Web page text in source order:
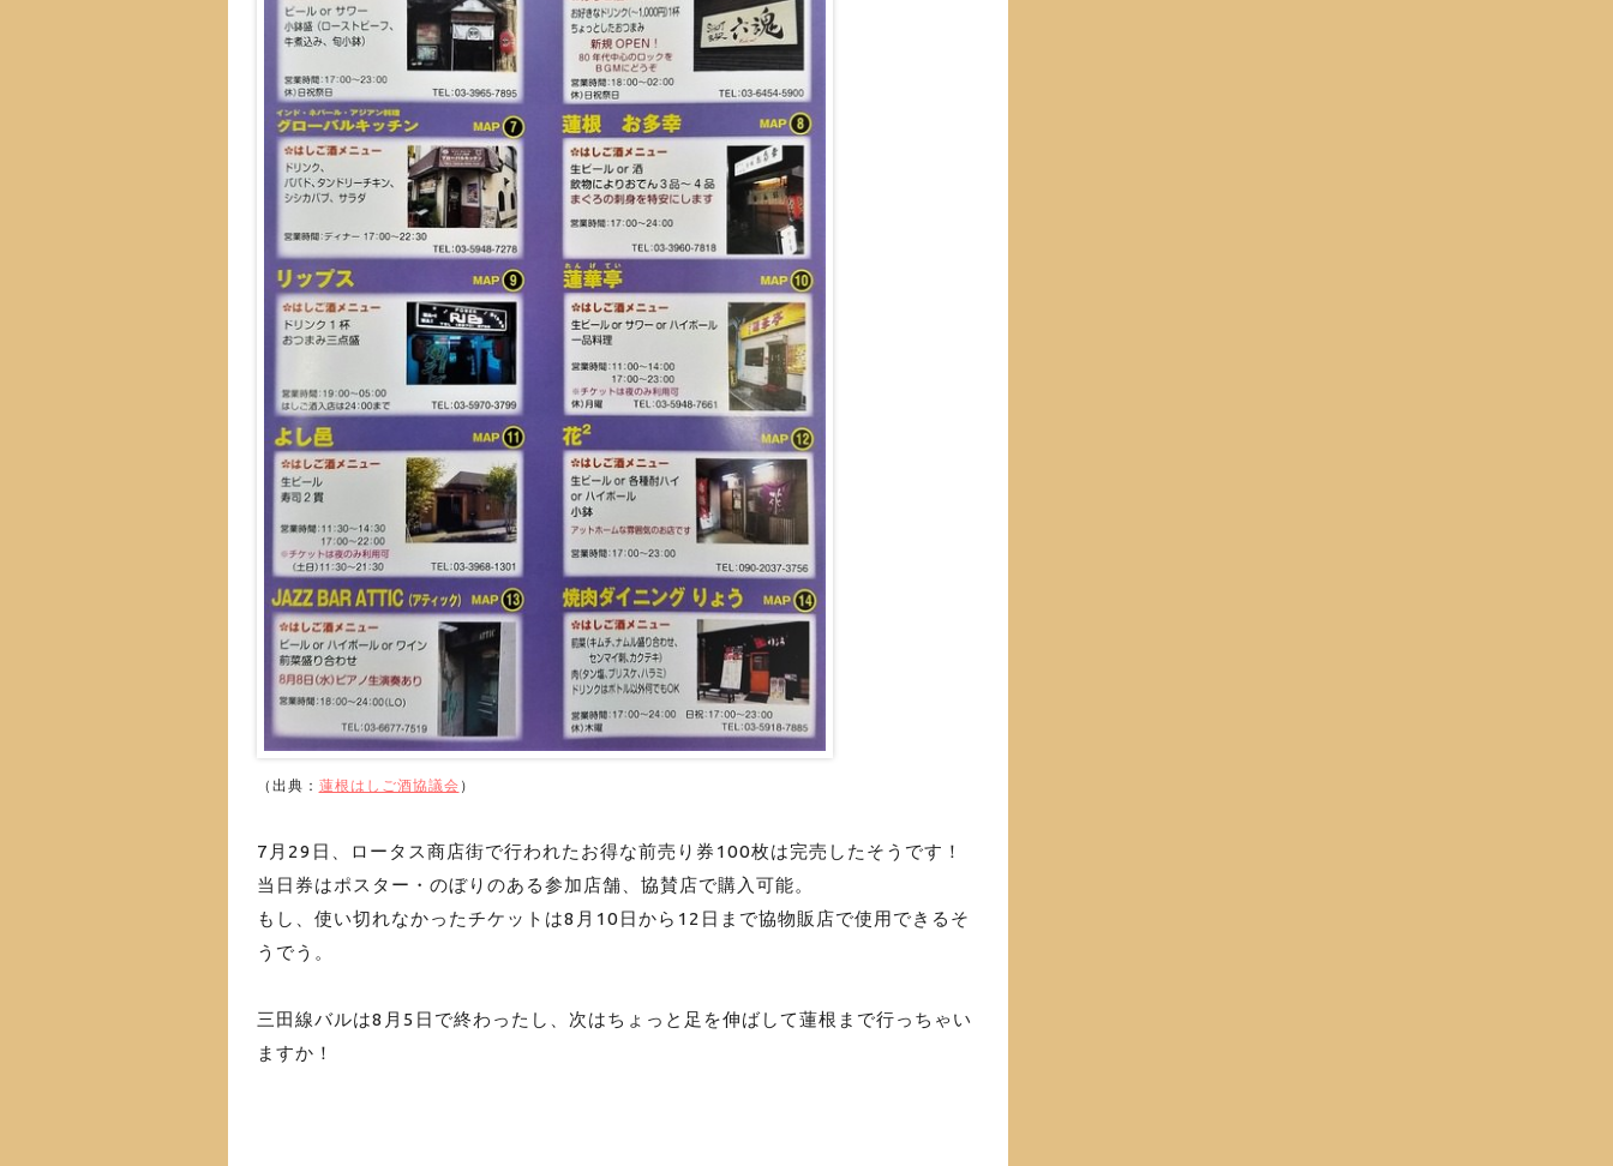
（ 出典： 蓮根はしご酒協議会 ）
7月29日、ロータス商店街で行われたお得な前売り券100枚は完売したそうです！
当日券はポスター・のぼりのある参加店舗、協賛店で購入可能。
もし、使い切れなかったチケットは8月10日から12日まで協物販店で使用できるそ
うでう。
三田線バルは8月5日で終わったし、次はちょっと足を伸ばして蓮根まで行っちゃい
ますか！